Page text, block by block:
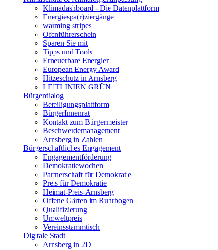
Klimadashboard - Die Datenplattform
Energiespa(r)ziergänge
warming stripes
Ofenführerschein
Sparen Sie mit
Tipps und Tools
Erneuerbare Energien
European Energy Award
Hitzeschutz in Arnsberg
LEITLINIEN GRÜN
Bürgerdialog
Beteiligungsplattform
BürgerInnenrat
Kontakt zum Bürgermeister
Beschwerdemanagement
Arnsberg in Zahlen
Bürgerschaftliches Engagement
Engagementförderung
Demokratiewochen
Partnerschaft für Demokratie
Preis für Demokratie
Heimat-Preis-Arnsberg
Offene Gärten im Ruhrbogen
Qualifizierung
Umweltpreis
Vereinsstammtisch
Digitale Stadt
Arnsberg in 2D